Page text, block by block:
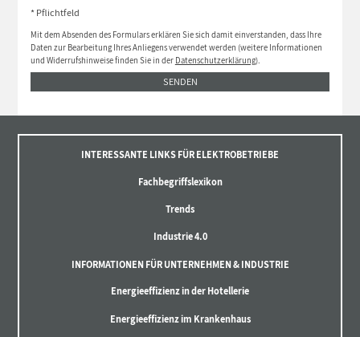
* Pflichtfeld
Mit dem Absenden des Formulars erklären Sie sich damit einverstanden, dass Ihre
Daten zur Bearbeitung Ihres Anliegens verwendet werden (weitere Informationen
und Widerrufshinweise finden Sie in der Datenschutzerklärung).
SENDEN
INTERESSANTE LINKS FÜR ELEKTROBETRIEBE
Fachbegriffslexikon
Trends
Industrie 4.0
INFORMATIONEN FÜR UNTERNEHMEN & INDUSTRIE
Energieeffizienz in der Hotellerie
Energieeffizienz im Krankenhaus